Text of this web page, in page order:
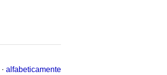
· alfabeticamente